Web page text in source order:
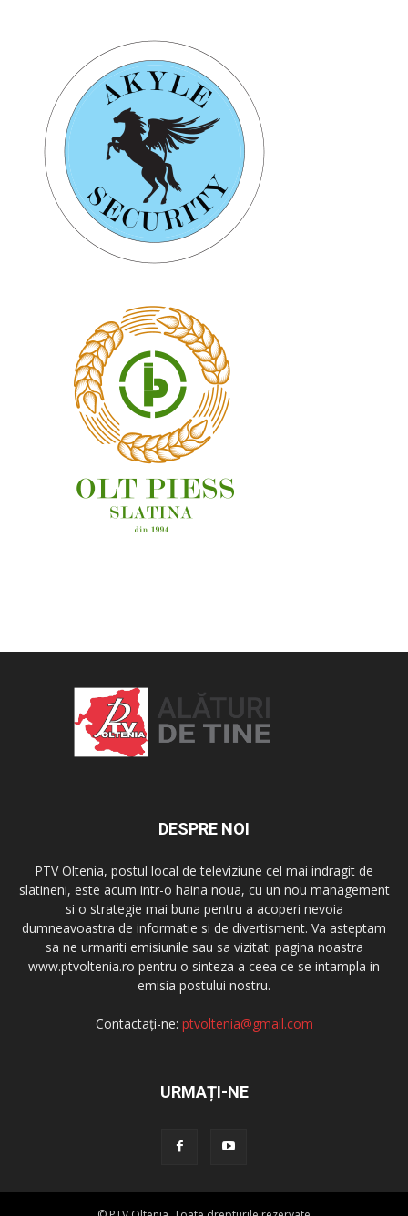
DESPRE NOI
PTV Oltenia, postul local de televiziune cel mai indragit de
slatineni, este acum intr-o haina noua, cu un nou management
si o strategie mai buna pentru a acoperi nevoia
dumneavoastra de informatie si de divertisment. Va asteptam
sa ne urmariti emisiunile sau sa vizitati pagina noastra
www.ptvoltenia.ro pentru o sinteza a ceea ce se intampla in
emisia postului nostru.
Contactați-ne: ptvoltenia@gmail.com
URMAȚI-NE